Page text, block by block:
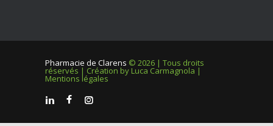
Pharmacie de Clarens © 2026 | Tous droits
réservés | Création by Luca Carmagnola |
Mentions légales